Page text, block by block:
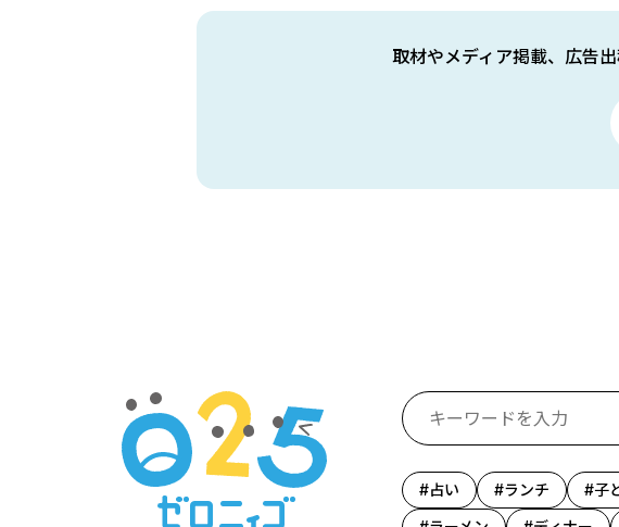
取材やメディア掲載、広告
占い ランチ 子